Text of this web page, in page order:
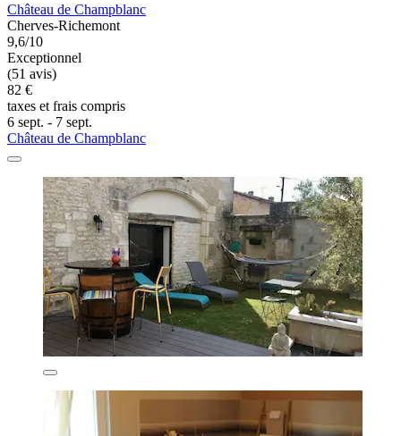
Château de Champblanc
Cherves-Richemont
9,6/10
Exceptionnel
(51 avis)
82 €
taxes et frais compris
6 sept. - 7 sept.
Château de Champblanc